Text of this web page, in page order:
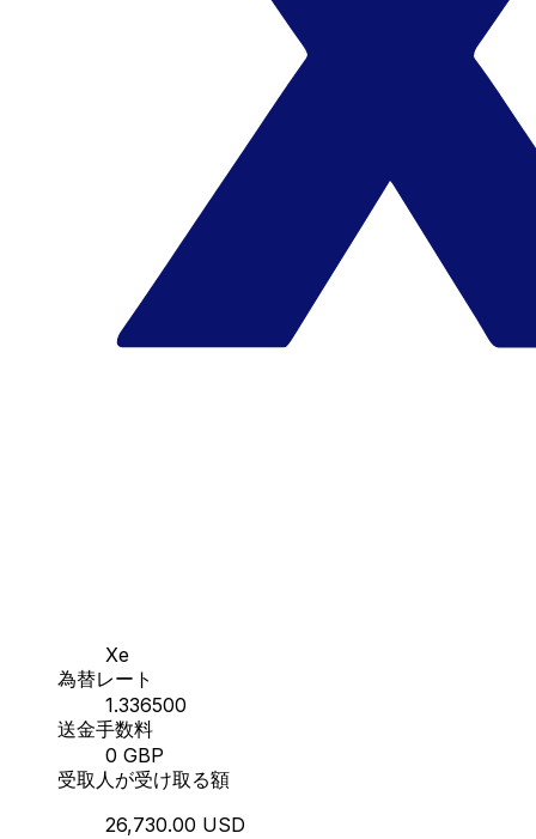
Xe
為替レート
1.336500
送金手数料
0 GBP
受取人が受け取る額
26,730.00 USD